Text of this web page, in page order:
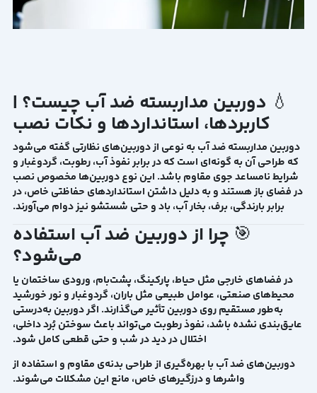
💧 دوربین مداربسته ضد آب چیست؟ |
کاربردها، استانداردها و نکات نصب
دوربین مداربسته ضد آب به نوعی از دوربین‌های نظارتی گفته می‌شود
که طراحی آن به گونه‌ای است که در برابر نفوذ آب، رطوبت، گردوغبار و
شرایط نامساعد جوی مقاوم باشد. این نوع دوربین‌ها مخصوص نصب
درفضای بازهستند و به دلیل داشتن استانداردهای حفاظتی خاص، در
برابر بارندگی، برف، بخار آب، باد و حتی شستشو نیز دوام می‌آورند.
🎯 چرا از دوربین ضد آب استفاده
می‌شود؟
در فضاهای خارجی مثل حیاط، پارکینگ، پشت‌بام، ورودی ساختمان یا
محیط‌های صنعتی، عوامل طبیعی مثل باران، گردوغبار و نور خورشید
به‌طور مستقیم روی دوربین تأثیر می‌گذارند. اگر دوربین به‌درستی
عایق‌بندی نشده باشد، نفوذ رطوبت می‌تواند باعث سوختن بُرد داخلی،
اختلال در دید در شب و حتی قطعی کامل شود.
دوربین‌های ضد آب با بهره‌گیری از طراحی بدنه‌ی مقاوم و استفاده از
واشرها و درزگیرهای خاص، مانع این مشکلات می‌شوند.